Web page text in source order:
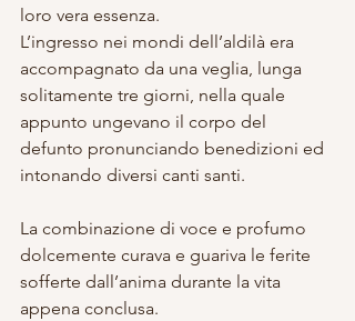
loro vera essenza.
L’ingresso nei mondi dell’aldilà era
accompagnato da una veglia, lunga
solitamente tre giorni, nella quale
appunto ungevano il corpo del
defunto pronunciando benedizioni ed
intonando diversi canti santi.
La combinazione di voce e profumo
dolcemente curava e guariva le ferite
sofferte dall’anima durante la vita
appena conclusa.